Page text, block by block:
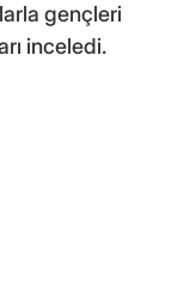
gençleri
inceledi.